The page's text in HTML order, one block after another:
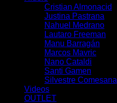
Cristian Almonacid
Justina Pastrana
Nahuel Medrano
Lautaro Freeman
Manu Barragán
Marcos Mavric
Nano Cataldi
Santi Gamen
Silvestre Comesana
Videos
OUTLET